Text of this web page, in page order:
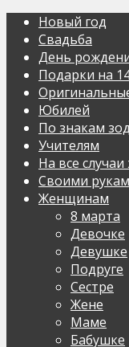
Новый год
Свадьба
День
Подарки на
Юбилей
По знакам
Учителям
На все
Своими
Женщинам
8 марта
Девочке
Девушке
Подруге
Сестре
Жене
Маме
Бабушке